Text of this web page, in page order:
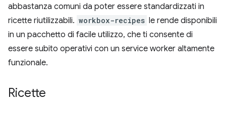
abbastanza comuni da poter essere standardizzati in
ricette riutilizzabili. workbox-recipes le rende disponibili
in un pacchetto di facile utilizzo, che ti consente di
essere subito operativi con un service worker altamente
funzionale.
Ricette